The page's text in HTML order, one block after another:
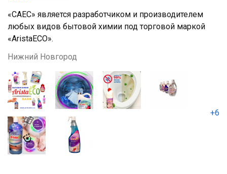
«САЕС» является разработчиком и производителем
любых видов бытовой химии под торговой маркой
«AristaECO».
Нижний Новгород
+6